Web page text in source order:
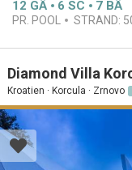
12 GÄ 6 SC 7 BÄ
PR. POOL STRAND:
Diamond Villa
Kroatien · Korcula · Zrnovo